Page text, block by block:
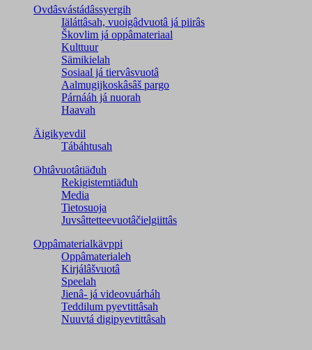
Ovdâsvástádâssyergih
Iäláttâsah, vuoigâdvuotâ já piirâs
Škovlim já oppâmateriaal
Kulttuur
Sämikielah
Sosiaal já tiervâsvuotâ
Aalmugijkoskâsâš pargo
Párnááh já nuorah
Haavah
Äigikyevdil
Tábáhtusah
Ohtâvuotâtiäđuh
Rekigistemtiäđuh
Media
Tietosuoja
Juvsâttetteevuotâčielgiittâs
Oppâmaterialkävppi
Oppâmaterialeh
Kirjálâšvuotâ
Speelah
Jienâ- já videovuárháh
Teddilum pyevtittâsah
Nuuvtá digipyevtittâsah